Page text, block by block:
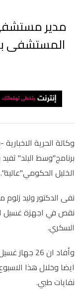
مدير
وكالة الحرية
برنامج"وسط البلد"
الخليل الحكومي"عالية".
نفى الدكتور وليد
نقص في اجهزة
السكري.
وأفاد ان
نفايات طبي.